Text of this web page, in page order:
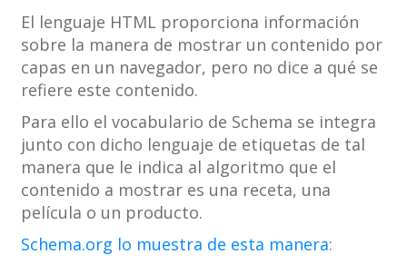
El lenguaje HTML proporciona información
sobre la manera de mostrar un contenido por
capas en un navegador, pero no dice a qué se
refiere este contenido.
Para ello el vocabulario de Schema se integra
junto con dicho lenguaje de etiquetas de tal
manera que le indica al algoritmo que el
contenido a mostrar es una receta, una
película o un producto.
Schema.org lo muestra de esta manera: